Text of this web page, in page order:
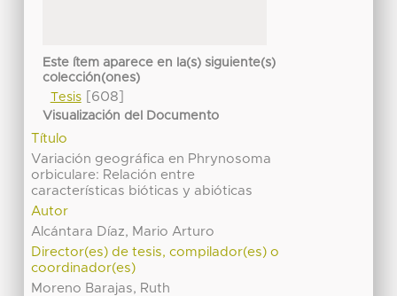
Este ítem aparece en la(s) siguiente(s)
colección(ones)
Tesis[608]
Visualización del Documento
Título
Variación geográfica en Phrynosoma
orbiculare: Relación entre
características bióticas y abióticas
Autor
Alcántara Díaz, Mario Arturo
Director(es) de tesis, compilador(es) o
coordinador(es)
Moreno Barajas, Ruth